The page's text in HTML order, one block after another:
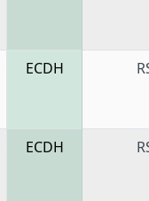
ECDH
ECDH